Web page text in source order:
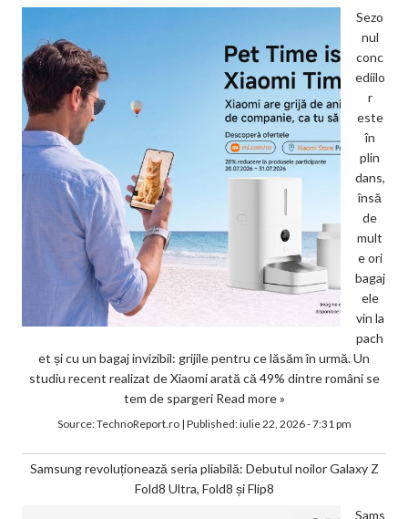
Sezo
nul
conc
ediilo
r
este
în
plin
dans,
însă
de
mult
e ori
bagaj
ele
vin la
pach
et și cu un bagaj invizibil: grijile pentru ce lăsăm în urmă. Un
studiu recent realizat de Xiaomi arată că 49% dintre români se
tem de spargeri Read more »
Source:TechnoReport.ro| Published:iulie 22, 2026 - 7:31 pm
Samsung revoluționează seria pliabilă: Debutul noilor Galaxy Z
Fold8 Ultra, Fold8 și Flip8
Sams